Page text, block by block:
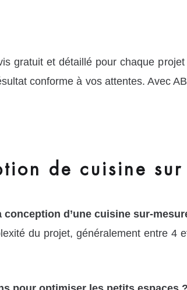
gratuit et détaillé pour chaque
conforme à vos attentes. Avec
de cuisine
d’une cuisine sur-
du projet, généralement entre 4